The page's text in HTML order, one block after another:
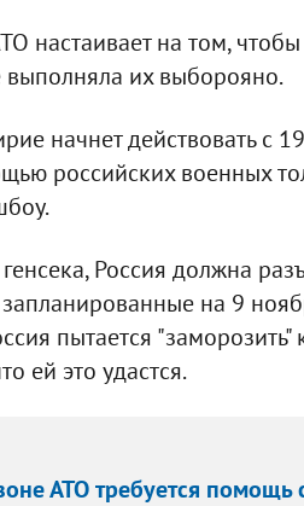
настаивает на том,
выполняла их выборояно.
начнет действовать с
российских военных
Россия должна
на 9
пытается
ей это удастся.
АТО требуется помощь